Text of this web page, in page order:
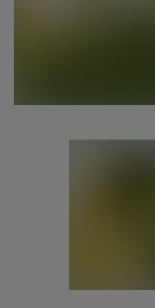
contemporaine, un
Les anciennes
même une rampe de